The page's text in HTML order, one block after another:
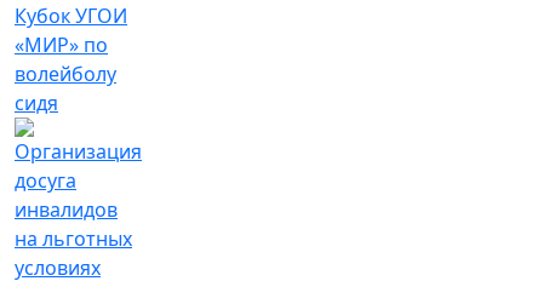
Кубок УГОИ
«МИР» по
волейболу
сидя